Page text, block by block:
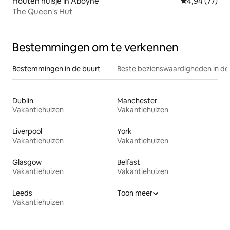
The Queen's Hut
Bestemmingen om te verkennen
Bestemmingen in de buurt Beste bezienswaardigheden in
Dublin
Vakantiehuizen
Manchester
Vakantiehuizen
Liverpool
Vakantiehuizen
York
Vakantiehuizen
Glasgow
Vakantiehuizen
Belfast
Vakantiehuizen
Leeds
Vakantiehuizen
Toon meer